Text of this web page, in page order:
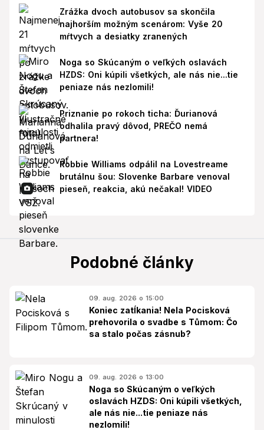
Zrážka dvoch autobusov sa skončila
najhorším možným scenárom: Vyše 20
mŕtvych a desiatky zranených
Noga so Skúcaným o veľkých oslavách
HZDS: Oni kúpili všetkých, ale nás nie...tie
peniaze nás nezlomili!
Priznanie po rokoch ticha: Ďurianová
odhalila pravý dôvod, PREČO nemá
partnera!
Robbie Williams odpálil na Lovestreame
brutálnu šou: Slovenke Barbare venoval
pieseň, reakcia, akú nečakal! VIDEO
Podobné články
09. aug. 2026 o 15:00
Koniec zatĺkania! Nela Pocisková
prehovorila o svadbe s Tůmom: Čo
sa stalo počas zásnub?
09. aug. 2026 o 13:00
Noga so Skúcaným o veľkých
oslavách HZDS: Oni kúpili všetkých,
ale nás nie...tie peniaze nás
nezlomili!